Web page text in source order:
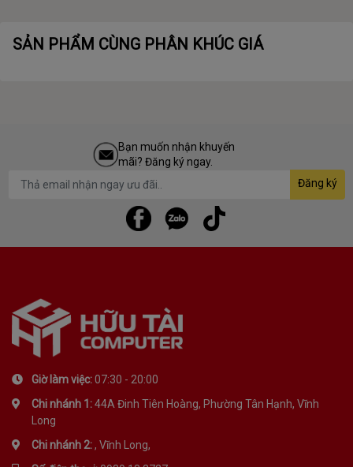
SẢN PHẨM CÙNG PHÂN KHÚC GIÁ
Bạn muốn nhận khuyến
mãi? Đăng ký ngay.
Đăng ký
Giờ làm việc:07:30 - 20:00
Chi nhánh 1:44A Đinh Tiên Hoàng, Phường Tân Hạnh, Vĩnh
Long
Chi nhánh 2:, Vĩnh Long,